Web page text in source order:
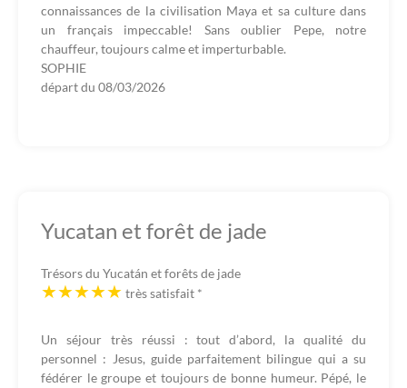
connaissances de la civilisation Maya et sa culture dans
un français impeccable! Sans oublier Pepe, notre
chauffeur, toujours calme et imperturbable.
SOPHIE
départ du 08/03/2026
Yucatan et forêt de jade
Trésors du Yucatán et forêts de jade
très satisfait *
Un séjour très réussi : tout d’abord, la qualité du
personnel : Jesus, guide parfaitement bilingue qui a su
fédérer le groupe et toujours de bonne humeur. Pépé, le